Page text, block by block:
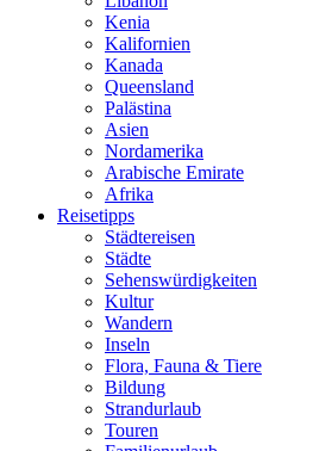
Kenia
Kalifornien
Kanada
Queensland
Palästina
Asien
Nordamerika
Arabische Emirate
Afrika
Reisetipps
Städtereisen
Städte
Sehenswürdigkeiten
Kultur
Wandern
Inseln
Flora, Fauna & Tiere
Bildung
Strandurlaub
Touren